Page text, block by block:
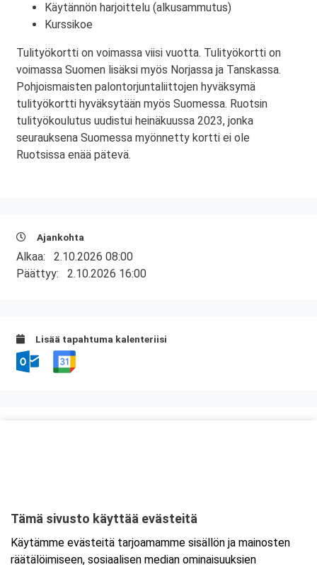
Käytännön harjoittelu (alkusammutus)
Kurssikoe
Tulityökortti on voimassa viisi vuotta. Tulityökortti on
voimassa Suomen lisäksi myös Norjassa ja Tanskassa.
Pohjoismaisten palontorjuntaliittojen hyväksymä
tulityökortti hyväksytään myös Suomessa. Ruotsin
tulityökoulutus uudistui heinäkuussa 2023, jonka
seurauksena Suomessa myönnetty kortti ei ole
Ruotsissa enää pätevä.
Ajankohta
Alkaa: 2.10.2026 08:00
Päättyy: 2.10.2026 16:00
Lisää tapahtuma kalenteriisi
Tarkempi kartta ja ajo-ohjeet
Tämä sivusto käyttää evästeitä
Käytämme evästeitä tarjoamamme sisällön ja mainosten
räätälöimiseen, sosiaalisen median ominaisuuksien